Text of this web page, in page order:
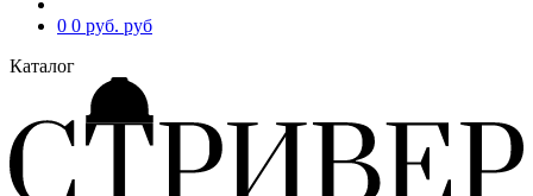
0 0 руб. руб
Каталог